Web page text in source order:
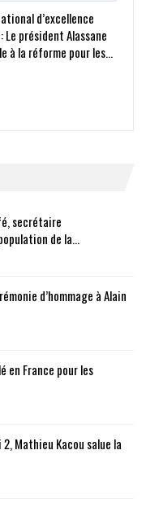
d’excellence
Le président Alassane
à la réforme pour les…
secrétaire
de la…
d’hommage à Alain
en France pour les
2, Mathieu Kacou salue la